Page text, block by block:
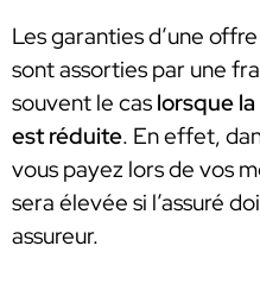
Les garanties d’une
sont assorties par une
souvent le cas lorsque
est réduite. En effet,
vous payez lors de vos
sera élevée si l’assuré
assureur.